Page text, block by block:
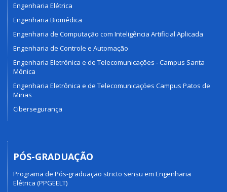
Engenharia Elétrica
Engenharia Biomédica
Engenharia de Computação com Inteligência Artificial Aplicada
Engenharia de Controle e Automação
Engenharia Eletrônica e de Telecomunicações - Campus Santa
Mônica
Engenharia Eletrônica e de Telecomunicações Campus Patos de
Minas
Cibersegurança
PÓS-GRADUAÇÃO
Programa de Pós-graduação stricto sensu em Engenharia
Elétrica (PPGEELT)